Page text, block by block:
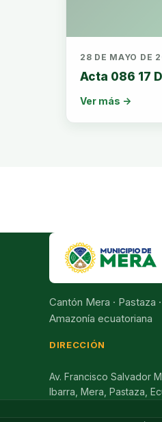
28 DE MAYO DE
Acta 086 17
Ver más →
Cantón Mera · Pastaza
Amazonía ecuatoriana
DIRECCIÓN
Av. Francisco Salvador
Ibarra, Mera, Pastaza,